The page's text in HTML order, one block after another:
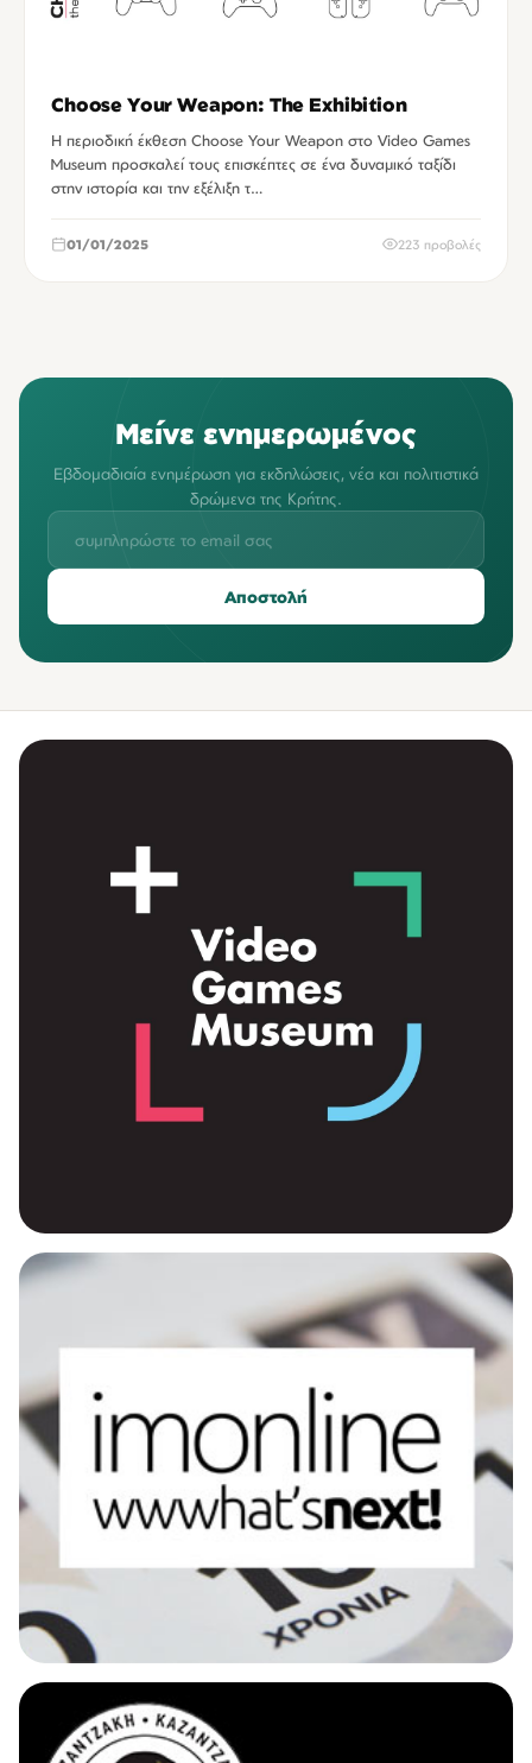
Choose Your Weapon: The Exhibition
Η περιοδική έκθεση Choose Your Weapon στο Video Games
Museum προσκαλεί τους επισκέπτες σε ένα δυναμικό ταξίδι
στην ιστορία και την εξέλιξη τ…
01/01/2025 223 προβολές
Μείνε ενημερωμένος
Εβδομαδιαία ενημέρωση για εκδηλώσεις, νέα και πολιτιστικά
δρώμενα της Κρήτης.
Αποστολή